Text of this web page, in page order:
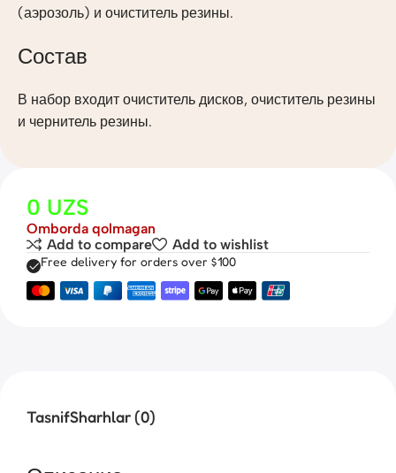
(аэрозоль) и очиститель резины.
Состав
В набор входит очиститель дисков, очиститель резины
и чернитель резины.
0 UZS
Omborda qolmagan
Add to compare
Add to wishlist
Free delivery for orders over $100
TasnifSharhlar (0)